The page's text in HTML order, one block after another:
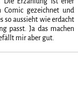
Comic gezeichnet und
so aussieht wie erdacht
passt. Ja das machen
mir aber gut.